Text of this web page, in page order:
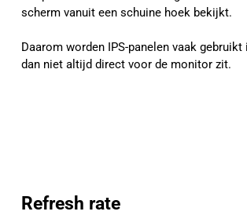
scherm vanuit een schuine hoek bekijkt.
Daarom worden IPS-panelen vaak
dan niet altijd direct voor de monitor zit.
Refresh rate